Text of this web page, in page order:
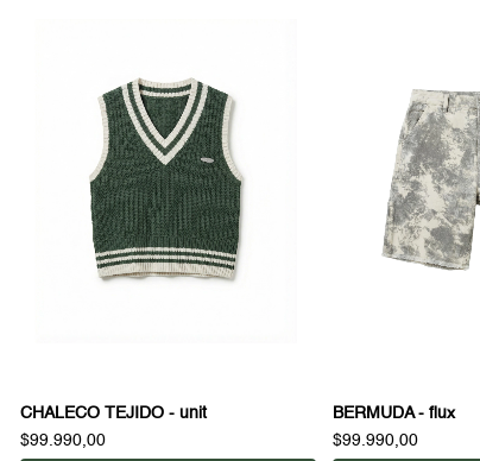
CHALECO TEJIDO - unit
$99.990,00
BERMUDA - flux
$99.990,00